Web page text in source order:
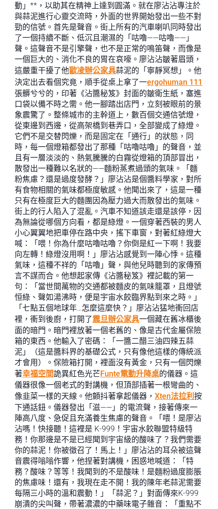
動」**，以助其在精神上達到圓滿。就在廖沾沾專注於
與蒜泥進行心靈交流時，外面的世界開始發出一些不對
勁的信號。首先是聲音。街上所有的汽車喇叭同時發出
了一個持續不斷、低沉且潮濕的「咕嚕——咕嚕——」
聲。這聲音不是引擎聲，也不是正常的鳴笛聲，而像是
一個巨大的、消化不良的胃在哀嚎。廖沾沾皺著眉頭，
這嚴重干擾了他歐凌辦公家具蒜泥的「寧靜冥想」。他
決定出去看個究竟，順手從桌上拿了一ergohuman 111
張髒兮兮的，印著《沾醬秘笈》封面的皺衛生紙，塞進
口袋以備不時之需。他一腳踏出店門，立刻被眼前的景
象震驚了。整條城市的主幹道上，數百個交通信號燈，
從東邊到西邊，從高架橋到巷弄口，全部變成了綠燈。
它們不是交替閃爍，而是固定在「通行」的狀態，同
時，每一個燈箱都發出了那種「咕嚕咕嚕」的聲音，並
且有一層淡淡的、熱氣騰騰的白霧從燈箱的頂部冒出，
散發出一種難以名狀的——麵粉蒸煮過頭的氣味。「麵
粉焦慮？還是過度發酵？」廖沾沾是個醬料學家，對所
有食物相關的氣味都極度敏感。他聞出來了，這是一種
只有在極度巨大的麵團因為壓力過大而散發出的氣味。
街上的行人陷入了混亂。汽車不知道該走還是該停，因
為無論從哪個方向看，都是綠燈。一個穿著西裝的男人
小心翼翼地把車停在路中央，搖下車窗，對著紅綠燈大
喊：「喂！你為什麼咕嚕咕嚕？你倒是紅一下啊！我要
向左轉！綠燈沒用啊！」廖沾沾感覺到一陣心悸。這種
氣味，這種不祥的「咕嚕」聲，與他兒時聽到的家傳預
言不謀而合。他想起家傳《沾醬秘笈》裡記載的第一
句：「當世間萬物的交通都被麵皮的氣味籠罩，且燈號
恒綠、聲如湯沸時，便是宇宙水餃臨界點到來之時。」
「七點五個地球年…怎麼這麼快？」廖沾沾猛地衝回店
裡，衝到後廚，打開了震旦辦公家具一個藏在舊冰櫃後
面的暗門。暗門裡放著一個老舊的、像是古代金屬保險
箱的東西。他輸入了密碼：「一醬二醋三油四辣五蒜
泥」（這是醬料界的基礎公式，只有像他這樣的傳統派
才會用）。保險箱打開，裡面沒有黃金，只有一個閃爍
著幸福空間詭異紅色光芒Funte電動升降桌的儀器。這
儀器很像一個老式的對講機，但頂部插著一根彎曲的、
像韭菜一樣的天線。他顫抖著拿起儀器， Xten法拉利 按
下通話鈕。儀器發出「滋——」的電流聲，接著傳來一
陣高八度、急促且充滿養生焦慮的聲音。「喂！是廖沾
沾嗎！快接聽！這裡是 K-999！宇宙水餃聯盟特級特
務！你那邊是不是已經聞到宇宙級的酸味了？我們需要
你的蒜泥！你被徵召了！馬上！」廖沾沾的耳朵被這聲
音震得嗡嗡作響，他捏著對講機，困惑地喊道：「特
務？酸味？等等！我聞到的不是酸味！是麵粉過度膨脹
的焦慮味！還有，我現在走不開！我的陳年老蒜泥需要
每隔三小時的溫和震動！」「蒜泥？」對面傳來K-999
崩潰的尖叫聲，帶著濃濃的中藥味電子雜音：「重點不